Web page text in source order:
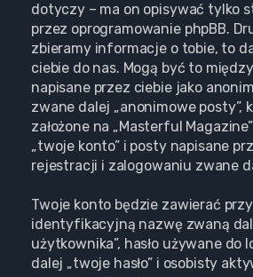
dotyczy – ma on opisywać tylko
przez oprogramowanie phpBB.
zbieramy informacje o tobie, to
ciebie do nas. Mogą być to
napisane przez ciebie jako
zwane dalej „anonimowe posty”,
założone na „Masterful
„twoje konto” i posty napisane
rejestracji i zalogowaniu zwane
Twoje konto będzie zawierać
identyfikacyjną nazwę zwaną
użytkownika”, hasło używane do
dalej „twoje hasło” i osobisty